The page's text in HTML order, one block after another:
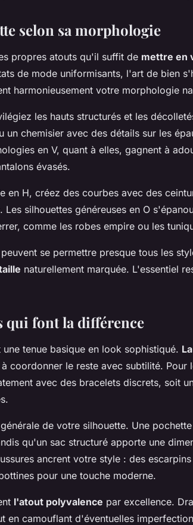
selon sa morphologie
propres atouts qu'il suffit de mettre en
de mode uniformisants, l'art de bien
harmonieusement votre morphologie
les hauts structurés et les
un chemisier avec des détails sur les
en V, quant à elles, gagnent à
évasés.
en H, créez des courbes avec des
silhouettes généreuses en O
comme les robes empire ou les
se permettre presque tous les
naturellement marquée. L'essentiel
qui font la différence
tenue basique en look sophistiqué.
coordonner le reste avec subtilité. Pour
avec des bracelets discrets, soit
de votre silhouette. Une
qu'un sac structuré apporte une
ancrent votre style : des
pour une touche moderne.
l'atout polyvalence par excellence.
en camouflant d'éventuelles